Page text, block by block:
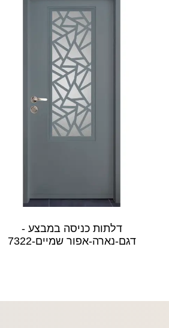
דלתות כניסה במבצע -
דגם-נארה-אפור שמיים-7322